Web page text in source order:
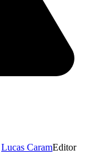
Lucas CaramEditor